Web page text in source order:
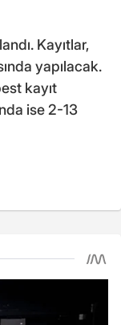
Kayıtlar,
yapılacak.
kayıt
ise 2-13